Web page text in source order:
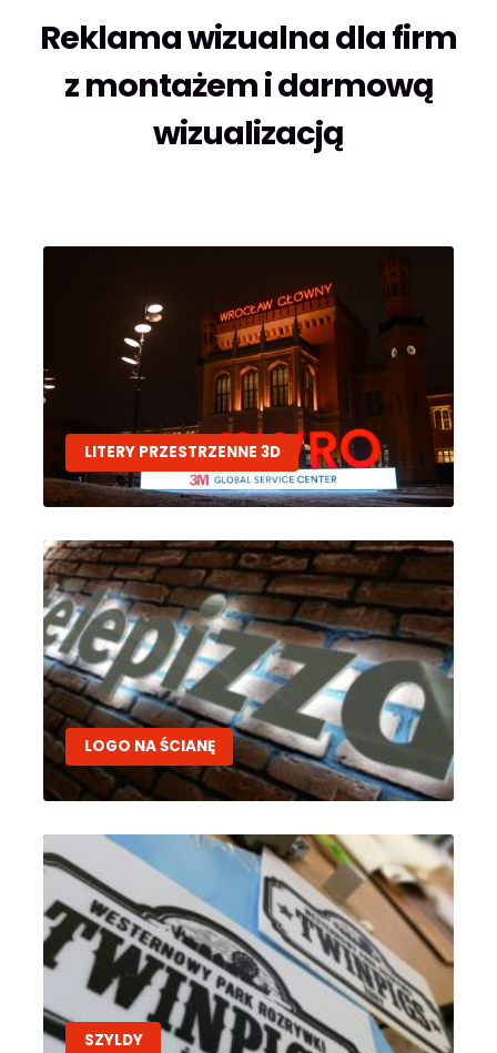
Reklama wizualna dla firm
z montażem i darmową
wizualizacją
LITERY PRZESTRZENNE 3D
LOGO NA ŚCIANĘ
SZYLDY